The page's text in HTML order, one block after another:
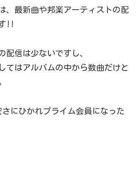
、最新曲や邦楽アーティストの配
!!
配信は少ないですし、
てはアルバムの中から数曲だけと
にひかれプライム会員になった